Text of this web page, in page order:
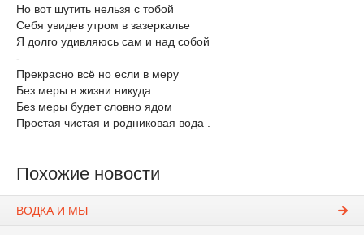
Но вот шутить нельзя с тобой
Себя увидев утром в зазеркалье
Я долго удивляюсь сам и над собой
-
Прекрасно всё но если в меру
Без меры в жизни никуда
Без меры будет словно ядом
Простая чистая и родниковая вода .
Похожие новости
ВОДКА И МЫ